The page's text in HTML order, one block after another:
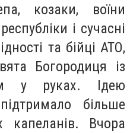
козаки, воїни
і сучасні
та бійці АТО,
Богородиця із
у руках. Ідею
більше
капеланів. Вчора